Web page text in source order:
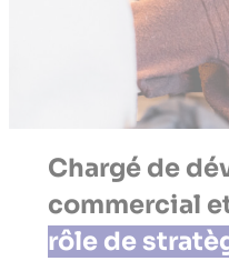
Chargé de
commercial
rôle de